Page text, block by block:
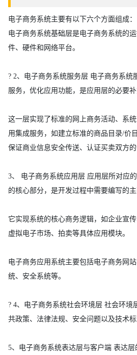
电子商务系统主要有以下六个方面组成
电子商务系统基础层是电子商务系统的
件、硬件和网络平台。
? 2、电子商务系统服务层 电子商务系统
服务，优化应用功能，是应用层的必要补
这一层实现了标准的网上商务活动、系
用集成服务，如建立标准的商品目录/价
保证商业信息安全传送、认证买卖双方的
3、 电子商务系统应用层 应用层所对应
的核心部分，是开发过程中需要编写的主
它实现系统的核心商务逻辑，如企业宣
虚拟电子市场、拍卖等具体应用模块。
电子商务应用系统主要包括电子商务网
统、安全系统等。
? 4、电子商务系统社会环境层 社会环境
共政策、法律法规、安全问题以及技术标
5、电子商务系统表达层与客户端 表达